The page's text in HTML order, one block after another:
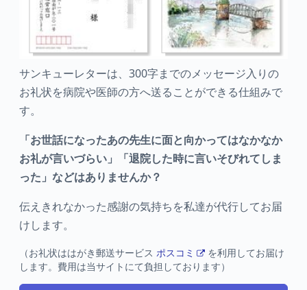
サンキューレターは、300字までのメッセージ入りの
お礼状を病院や医師の方へ送ることができる仕組みで
す。
「お世話になったあの先生に面と向かってはなかなか
お礼が言いづらい」「退院した時に言いそびれてしま
った」などはありませんか？
伝えきれなかった感謝の気持ちを私達が代行してお届
けします。
（お礼状ははがき郵送サービス ポスコミ
を利用してお届け
します。費用は当サイトにて負担しております）